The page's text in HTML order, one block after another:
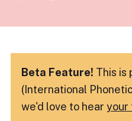
Beta Feature! This is
(International
we'd love to hear your